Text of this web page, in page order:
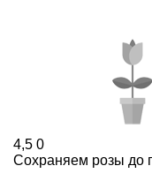
4,5 0
Сохраняем розы до